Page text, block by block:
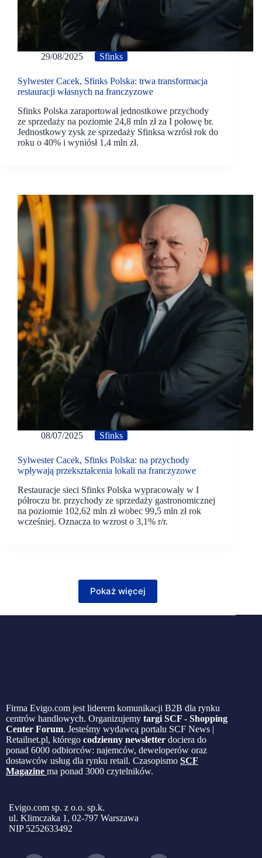
29/08/2025 Sfinks
Sylwester Cacek, Sfinks Polska: trwa transformacja
restauracji własnych na franczyzowe
Sfinks Polska zaraportował jednostkowe przychody
ze sprzedaży na poziomie 24,8 mln zł za I połowę br.
Jednostkowy zysk ze sprzedaży Sfinksa wzrósł rok do
roku o 40% i wyniósł 1,4 mln zł.
08/07/2025 Sfinks
Sylwester Cacek, Sfinks Polska: na przychody
wpływają przekształcenia lokali na franczyzowe
Restauracje sieci Sfinks Polska wypracowały w I
półroczu br. przychody ze sprzedaży gastronomicznej
na poziomie 102,62 mln zł wobec 99,5 mln zł rok
wcześniej. Oznacza to wzrost o 3,1% r/r.
Pokaż więcej
Firma Evigo.com jest liderem komunikacji B2B dla rynku
centrów handlowych. Organizujemy targi SCF - Shopping
Center Forum. Jesteśmy wydawcą portalu SCF News |
Retailnet.pl, którego codzienny newsletter dociera do
ponad 6000 odbiorców: najemców, deweloperów oraz
dostawców usług dla rynku retail. Czasopismo SCF
Magazine ma ponad 3000 czytelników.
Evigo.com sp. z o.o. sp.k.
ul. Klimczaka 1, 02-797 Warszawa
NIP 5252633492